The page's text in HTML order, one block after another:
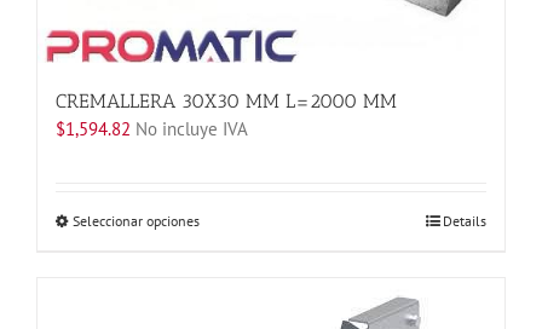
producto
CREMALLERA 30X30 MM L=2000 MM
$1,594.82 No incluye IVA
Seleccionar opcionesEste
Details